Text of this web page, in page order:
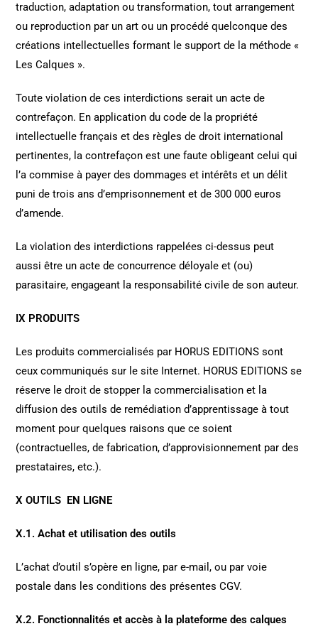
traduction, adaptation ou transformation, tout arrangement
ou reproduction par un art ou un procédé quelconque des
créations intellectuelles formant le support de la méthode «
Les Calques ».
Toute violation de ces interdictions serait un acte de
contrefaçon. En application du code de la propriété
intellectuelle français et des règles de droit international
pertinentes, la contrefaçon est une faute obligeant celui qui
l’a commise à payer des dommages et intérêts et un délit
puni de trois ans d’emprisonnement et de 300 000 euros
d’amende.
La violation des interdictions rappelées ci-dessus peut
aussi être un acte de concurrence déloyale et (ou)
parasitaire, engageant la responsabilité civile de son auteur.
IX PRODUITS
Les produits commercialisés par HORUS EDITIONS sont
ceux communiqués sur le site Internet. HORUS EDITIONS se
réserve le droit de stopper la commercialisation et la
diffusion des outils de remédiation d’apprentissage à tout
moment pour quelques raisons que ce soient
(contractuelles, de fabrication, d’approvisionnement par des
prestataires, etc.).
X OUTILS EN LIGNE
X.1. Achat et utilisation des outils
L’achat d’outil s’opère en ligne, par e-mail, ou par voie
postale dans les conditions des présentes CGV.
X.2. Fonctionnalités et accès à la plateforme des calques